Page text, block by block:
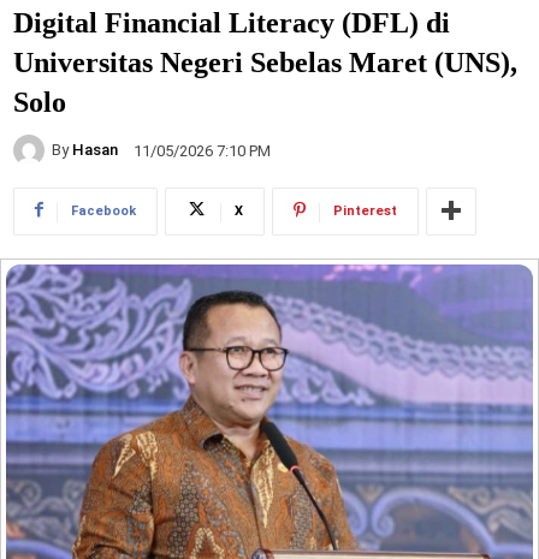
Digital Financial Literacy (DFL) di
Universitas Negeri Sebelas Maret (UNS),
Solo
By Hasan 11/05/2026 7:10 PM
Facebook X Pinterest